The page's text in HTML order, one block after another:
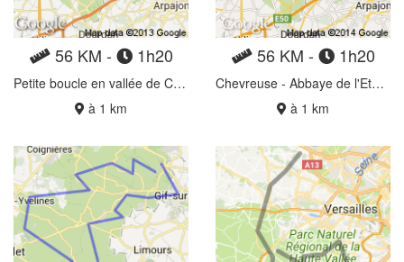
56 KM - 1h20
Petite boucle en vallée de Chevreuse
à 1 km
56 KM - 1h20
Chevreuse - Abbaye de l'Etang
à 1 km